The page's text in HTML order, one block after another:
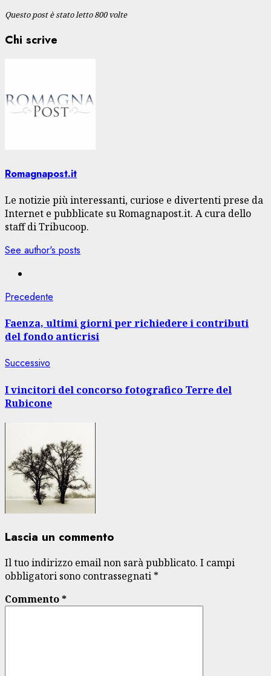
Questo post è stato letto 800 volte
Chi scrive
Romagnapost.it
Le notizie più interessanti, curiose e divertenti prese da
Internet e pubblicate su Romagnapost.it. A cura dello
staff di Tribucoop.
See author's posts
Navigazione
articolo
Precedente
Faenza, ultimi giorni per richiedere i contributi
del fondo anticrisi
Successivo
I vincitori del concorso fotografico Terre del
Rubicone
Lascia un commento
Il tuo indirizzo email non sarà pubblicato. I campi
obbligatori sono contrassegnati *
Commento*